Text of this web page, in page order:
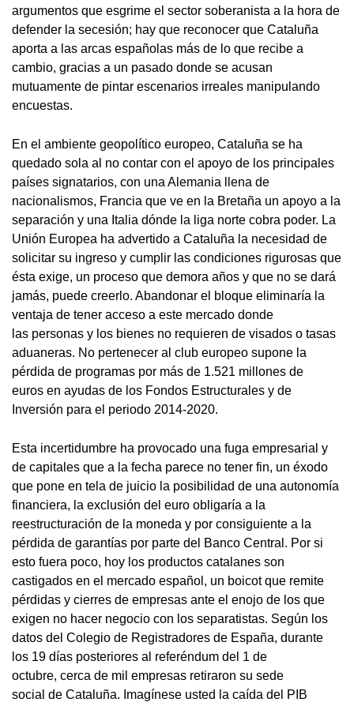
argumentos que esgrime el sector soberanista a la hora de
defender la secesión; hay que reconocer que Cataluña
aporta a las arcas españolas más de lo que recibe a
cambio, gracias a un pasado donde se acusan
mutuamente de pintar escenarios irreales manipulando
encuestas.
En el ambiente geopolítico europeo, Cataluña se ha
quedado sola al no contar con el apoyo de los principales
países signatarios, con una Alemania llena de
nacionalismos, Francia que ve en la Bretaña un apoyo a la
separación y una Italia dónde la liga norte cobra poder. La
Unión Europea ha advertido a Cataluña la necesidad de
solicitar su ingreso y cumplir las condiciones rigurosas que
ésta exige, un proceso que demora años y que no se dará
jamás, puede creerlo. Abandonar el bloque eliminaría la
ventaja de tener acceso a este mercado donde
las personas y los bienes no requieren de visados o tasas
aduaneras. No pertenecer al club europeo supone la
pérdida de programas por más de 1.521 millones de
euros en ayudas de los Fondos Estructurales y de
Inversión para el periodo 2014-2020.
Esta incertidumbre ha provocado una fuga empresarial y
de capitales que a la fecha parece no tener fin, un éxodo
que pone en tela de juicio la posibilidad de una autonomía
financiera, la exclusión del euro obligaría a la
reestructuración de la moneda y por consiguiente a la
pérdida de garantías por parte del Banco Central. Por si
esto fuera poco, hoy los productos catalanes son
castigados en el mercado español, un boicot que remite
pérdidas y cierres de empresas ante el enojo de los que
exigen no hacer negocio con los separatistas. Según los
datos del Colegio de Registradores de España, durante
los 19 días posteriores al referéndum del 1 de
octubre, cerca de mil empresas retiraron su sede
social de Cataluña. Imagínese usted la caída del PIB